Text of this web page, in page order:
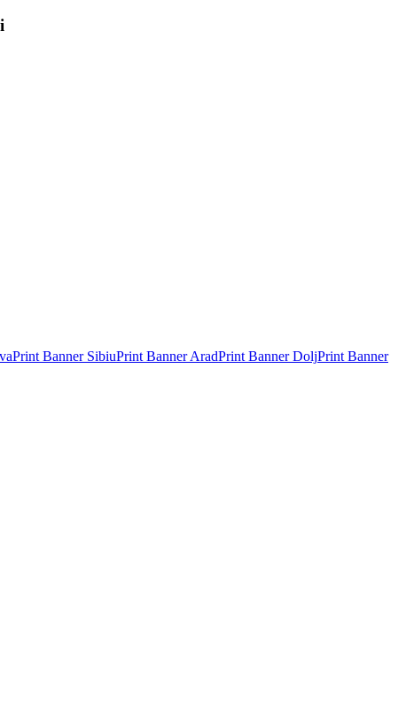
Print Banner SibiuPrint BannerAradPrint BannerDoljPrint Banner